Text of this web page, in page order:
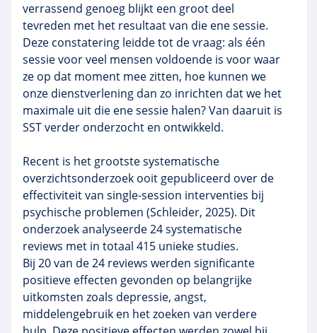
verrassend genoeg blijkt een groot deel
tevreden met het resultaat van die ene sessie.
Deze constatering leidde tot de vraag: als één
sessie voor veel mensen voldoende is voor waar
ze op dat moment mee zitten, hoe kunnen we
onze dienstverlening dan zo inrichten dat we het
maximale uit die ene sessie halen? Van daaruit is
SST verder onderzocht en ontwikkeld.
Recent is het grootste systematische
overzichtsonderzoek ooit gepubliceerd over de
effectiviteit van single-session interventies bij
psychische problemen (Schleider, 2025). Dit
onderzoek analyseerde 24 systematische
reviews met in totaal 415 unieke studies.
Bij 20 van de 24 reviews werden significante
positieve effecten gevonden op belangrijke
uitkomsten zoals depressie, angst,
middelengebruik en het zoeken van verdere